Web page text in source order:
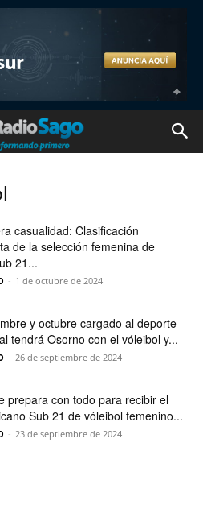
casualidad: Clasificación
de la selección femenina de
21...
- 1 de octubre de 2024
y octubre cargado al deporte
tendrá Osorno con el vóleibol y...
- 26 de septiembre de 2024
prepara con todo para recibir el
Sub 21 de vóleibol femenino...
- 23 de septiembre de 2024